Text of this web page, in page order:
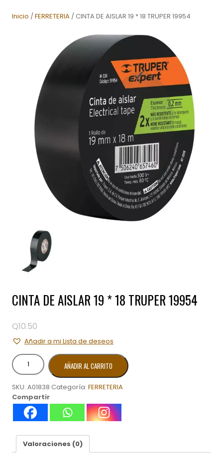
Inicio /FERRETERIA / CINTA DE AISLAR 19 * 18 TRUPER 19954
CINTA DE AISLAR 19 * 18 TRUPER 19954
Q10.50
Añadir a mi Lista de deseos
CINTA
DE
19
*
TRUPER
cantidad
AÑADIR AL CARRITO
SKU: A01838 Categoría: FERRETERIA
Compartir
Valoraciones (0)